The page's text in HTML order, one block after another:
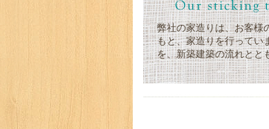
弊社の家造りは、お客様
もと、家造りを行ってい
を、新築建築の流れとと